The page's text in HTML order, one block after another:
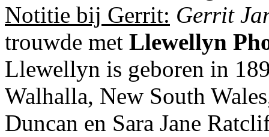
Notitie bij Gerrit: Gerrit
trouwde met Llewellyn
Llewellyn is geboren in
Walhalla, New South
Duncan en Sara Jane